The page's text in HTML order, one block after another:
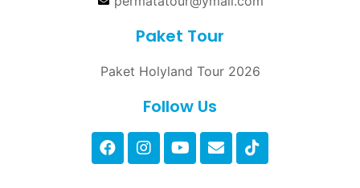
Paket Tour
Paket Holyland Tour 2026
Follow Us